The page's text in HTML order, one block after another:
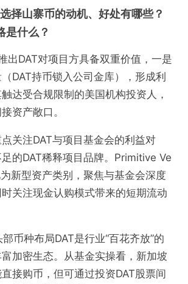
择山寨币的动机、好处有哪些？
是什么？
出DAT对项目方具备双重价值，一是
DAT持币锁入公司金库），形成利
达受合规限制的美国机构投资人，
资产敞口。
关注DAT与项目基金会的利益对
的DAT稀释项目品牌。Primitive Ve
新型资产类别，聚焦与基金会深度
关注现金认购模式带来的短期流动
部币种布局DAT是行业“百花齐放”的
加密生态。从基金实操看，新加坡
接购币，但可通过投资DAT股票间